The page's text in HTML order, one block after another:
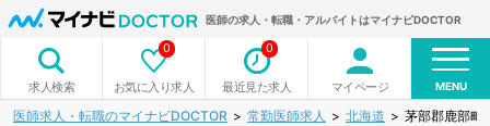
医師の求人・転職・アルバイトはマイナビDOCTOR
求人検索 お気に入り求人
0
最近見た求人
0
マイページ MENU
医師求人・転職のマイナビDOCTOR 常勤医師求人 北海道 茅部郡鹿部町